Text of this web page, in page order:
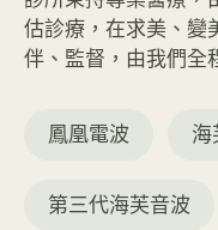
估診療，在求美、變
伴、監督，由我們全
鳳凰電波 海
第三代海芙音波